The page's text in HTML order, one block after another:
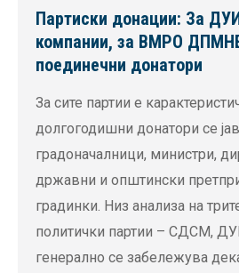
Партиски донации: За
компании, за ВМРО
поединечни донатори
За сите партии е
долгогодишни донатори се
градоначалници, министри,
државни и општински
градинки. Низ анализа на
политички партии – СДСМ,
генерално се забележува